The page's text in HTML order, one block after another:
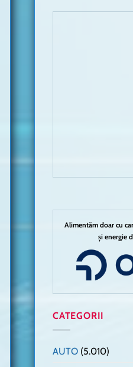
Alimentăm doar cu
și energie
CATEGORII
AUTO (5.010)